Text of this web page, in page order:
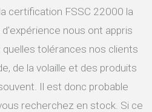
certification FSSC 22000 la
nous ont appris
tolérances nos clients
de la volaille et des produits
Il est donc probable
recherchez en stock. Si ce